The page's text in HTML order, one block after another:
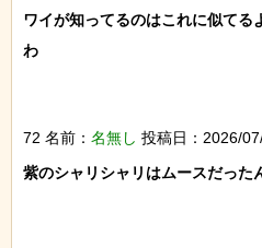
ワイが知ってるのはこれに似てる
わ
72 名前： 名無し 投稿日：2026/
紫のシャリシャリはムースだった